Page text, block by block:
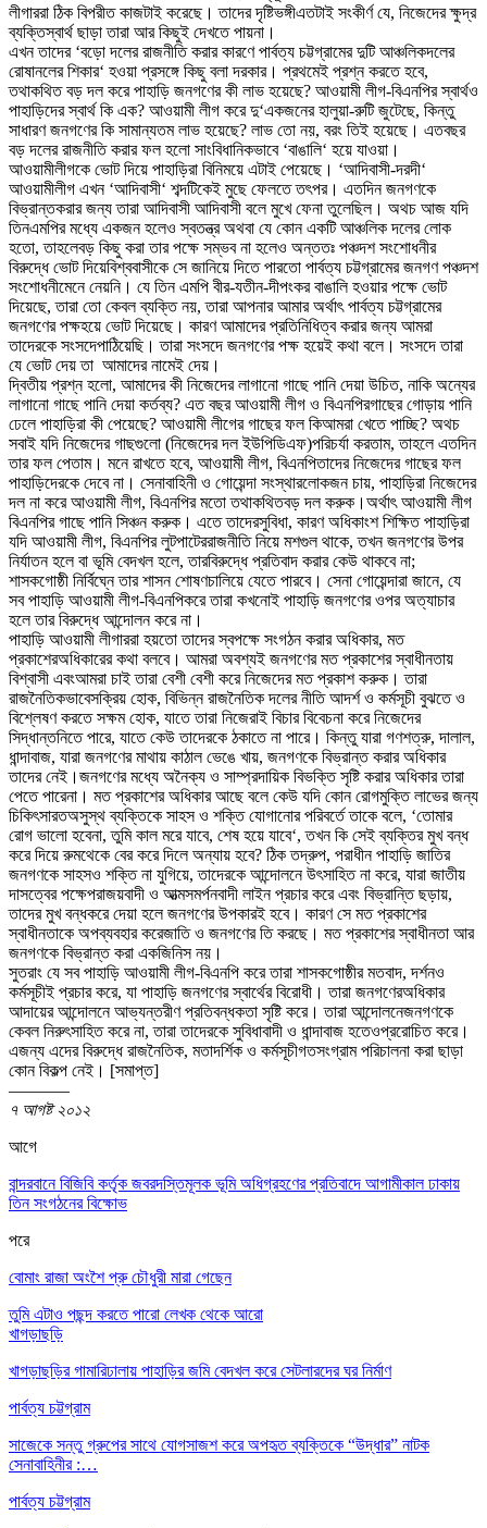
লীগাররা ঠিক বিপরীত কাজটাই করেছে।তাদের দৃষ্টিভঙ্গীএতটাই সংকীর্ণ যে, নিজেদেরক্ষুদ্র
ব্যক্তিস্বার্থ ছাড়া তারা আর কিছুই দেখতে পায়না ।
এখন তাদের ‘বড়ো দলের রাজনীতি করার কারণে পার্বত্য চট্টগ্রামের দুটি আঞ্চলিকদলের
রোষানলের শিকার‘ হওয়া প্রসঙ্গে কিছু বলা দরকার। প্রথমেই প্রশ্ন করতে হবে,
তথাকথিত বড় দল করে পাহাড়ি জনগণের কী লাভ হয়েছে? আওয়ামী লীগ-বিএনপির স্বার্থও
পাহাড়িদের স্বার্থ কি এক? আওয়ামী লীগ করে দু‘একজনের হালুয়া-রুটি জুটেছে, কিন্তু
সাধারণ জনগণের কি সামান্যতম লাভ হয়েছে? লাভ তো নয়, বরং তিই হয়েছে। এতবছর
বড় দলের রাজনীতি করার ফল হলো সাংবিধানিকভাবে ‘বাঙালি‘ হয়ে যাওয়া ।
আওয়ামীলীগকে ভোট দিয়ে পাহাড়িরা বিনিময়ে এটাই পেয়েছে। ‘আদিবাসী-দরদী‘
আওয়ামীলীগ এখন ‘আদিবাসী‘ শব্দটিকেই মুছে ফেলতে তৎপর। এতদিন জনগণকে
বিভ্রান্তকরার জন্য তারা আদিবাসী আদিবাসী বলে মুখে ফেনা তুলেছিল। অথচ আজ যদি
তিনএমপির মধ্যে একজন হলেও স্বতন্ত্র অথবা যে কোন একটি আঞ্চলিক দলের লোক
হতো,তাহলেবড় কিছু করা তারপক্ষেসম্ভব না হলেও অন্ততঃ পঞ্চদশ সংশোধনীর
বিরুদ্ধে ভোট দিয়েবিশ্ববাসীকে সে জানিয়ে দিতে পারতো পার্বত্য চট্টগ্রামের জনগণ পঞ্চদশ
সংশোধনীমেনে নেয়নি। যে তিন এমপি বীর-যতীন-দীপংকর বাঙালি হওয়ারপক্ষেভোট
দিয়েছে,তারা তো কেবল ব্যক্তি নয়,তারা আপনার আমার অর্থাৎ পার্বত্য চট্টগ্রামের
জনগণের পক্ষহয়ে ভোট দিয়েছে। কারণ আমাদের প্রতিনিধিত্ব করার জন্য আমরা
তাদেরকে সংসদেপাঠিয়েছি।তারা সংসদে জনগণের পক্ষহয়েই কথা বলে। সংসদে তারা
যে ভোট দেয় তা আমাদের নামেই দেয় ।
দ্বিতীয় প্রশ্ন হলো, আমাদের কী নিজেদের লাগানো গাছে পানি দেয়া উচিত, নাকি অন্যের
লাগানো গাছে পানি দেয়া কর্তব্য? এত বছর আওয়ামী লীগ ও বিএনপিরগাছের গোড়ায় পানি
ঢেলে পাহাড়িরা কী পেয়েছে? আওয়ামী লীগের গাছের ফল কিআমরা খেতে পাচ্ছি? অথচ
সবাই যদি নিজেদের গাছগুলো (নিজেদের দল ইউপিডিএফ)পরিচর্যা করতাম,তাহলে এতদিন
তার ফল পেতাম। মনে রাখতে হবে, আওয়ামী লীগ, বিএনপিতাদের নিজেদের গাছের ফল
পাহাড়িদেরকে দেবে না । সেনাবাহিনী ও গোয়েন্দা সংস্থারলোকজন চায়, পাহাড়িরা নিজেদের
দল না করে আওয়ামী লীগ, বিএনপির মতো তথাকথিতবড় দল করুক । অর্থাৎ আওয়ামী লীগ
বিএনপির গাছে পানি সিঞ্চন করুক । এতে তাদেরসুবিধা, কারণ অধিকাংশ শিক্ষিতপাহাড়িরা
যদি আওয়ামী লীগ, বিএনপির লুটপাটেররাজনীতি নিয়ে মশগুল থাকে,তখন জনগণের উপর
নির্যাতন হলে বা ভূমি বেদখল হলে,তারবিরুদ্ধে প্রতিবাদ করার কেউ থাকবে না;
শাসকগোষ্ঠী নির্বিঘ্নে তার শাসন শোষণচালিয়ে যেতে পারবে। সেনা গোয়েন্দারা জানে, যে
সব পাহাড়ি আওয়ামী লীগ-বিএনপিকরে তারা কখনোই পাহাড়ি জনগণের ওপর অত্যাচার
হলে তার বিরুদ্ধে আন্দোলন করে না ।
পাহাড়ি আওয়ামী লীগাররা হয়তো তাদের স্বপক্ষেসংগঠন করার অধিকার, মত
প্রকাশেরঅধিকারের কথা বলবে। আমরা অবশ্যই জনগণের মত প্রকাশের স্বাধীনতায়
বিশ্বাসী এবংআমরা চাই তারা বেশী বেশী করে নিজেদের মত প্রকাশ করুক ।তারা
রাজনৈতিকভাবেসক্রিয় হোক, বিভিন্ন রাজনৈতিক দলের নীতি আদর্শ ও কর্মসূচী বুঝতে ও
বিশ্লেষণ করতে সক্ষম হোক, যাতে তারা নিজেরাই বিচার বিবেচনা করে নিজেদের
সিদ্ধান্তনিতে পারে, যাতে কেউ তাদেরকে ঠকাতে না পারে। কিন্তু যারা গণশত্রু,দালাল,
ধান্দাবাজ, যারা জনগণের মাথায় কাঠাল ভেঙে খায়, জনগণকে বিভ্রান্ত করার অধিকার
তাদের নেই । জনগণের মধ্যে অনৈক্য ও সাম্প্রদায়িক বিভক্তি সৃষ্টি করার অধিকার তারা
পেতে পারেনা । মত প্রকাশের অধিকার আছে বলে কেউ যদি কোন রোগমুক্তি লাভের জন্য
চিকিৎসারতঅসুস্থ ব্যক্তিকে সাহস ও শক্তি যোগানোর পরিবর্তে তাকে বলে, ‘তোমার
রোগ ভালো হবেনা,তুমি কাল মরে যাবে, শেষ হয়ে যাবে‘,তখন কি সেই ব্যক্তির মুখ বন্ধ
করে দিয়ে রুমথেকে বের করে দিলে অন্যায় হবে? ঠিক তদ্রুপ, পরাধীন পাহাড়ি জাতির
জনগণকে সাহসও শক্তি না যুগিয়ে,তাদেরকে আন্দোলনে উৎসাহিত না করে, যারা জাতীয়
দাসত্বেরপক্ষেপরাজয়বাদী ও আত্মসমর্পনবাদী লাইন প্রচার করে এবং বিভ্রান্তি ছড়ায়,
তাদের মুখ বন্ধকরে দেয়া হলে জনগণের উপকারই হবে। কারণ সে মত প্রকাশের
স্বাধীনতাকে অপব্যবহার করেজাতি ও জনগণের তি করছে। মত প্রকাশের স্বাধীনতা আর
জনগণকে বিভ্রান্ত করা একজিনিস নয় ।
সুতরাং যে সব পাহাড়ি আওয়ামী লীগ-বিএনপি করে তারা শাসকগোষ্ঠীর মতবাদ,দর্শনও
কর্মসূচীই প্রচার করে, যা পাহাড়ি জনগণের স্বার্থের বিরোধী ।তারা জনগণেরঅধিকার
আদায়ের আন্দোলনে আভ্যন্তরীণ প্রতিবন্ধকতা সৃষ্টি করে।তারা আন্দোলনেজনগণকে
কেবল নিরুৎসাহিত করে না,তারা তাদেরকে সুবিধাবাদী ও ধান্দাবাজ হতেওপ্ররোচিত করে।
এজন্য এদের বিরুদ্ধে রাজনৈতিক, মতাদর্শিক ও কর্মসূচীগতসংগ্রাম পরিচালনা করা ছাড়া
কোন বিকল্প নেই । [সমাপ্ত]
———–
৭ আগষ্ট ২০১২
আগে
বান্দরবানে বিজিবি কর্তৃক জবরদস্তিমূলক ভূমি অধিগ্রহণের প্রতিবাদে আগামীকাল ঢাকায়
তিন সংগঠনের বিক্ষোভ
পরে
বোমাং রাজা অংশৈ প্রু চৌধুরী মারা গেছেন
তুমি এটাও পছন্দ করতে পারো লেখক থেকে আরো
খাগড়াছড়ি
খাগড়াছড়ির গামারিঢালায় পাহাড়ির জমি বেদখল করে সেটলারদের ঘর নির্মাণ
পার্বত্য চট্টগ্রাম
সাজেকে সন্তু গ্রুপের সাথে যোগসাজশ করে অপহৃত ব্যক্তিকে “উদ্ধার” নাটক
সেনাবাহিনীর :…
পার্বত্য চট্টগ্রাম